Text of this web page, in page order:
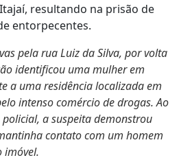
resultando na prisão de
entorpecentes.
pela rua Luiz da Silva, por volta
identificou uma mulher em
a uma residência localizada em
intenso comércio de drogas. Ao
a suspeita demonstrou
contato com um homem
imóvel.